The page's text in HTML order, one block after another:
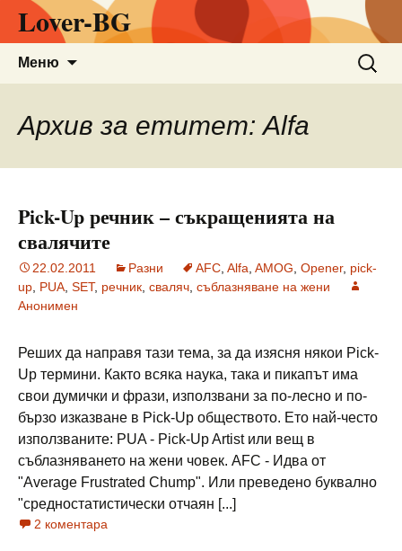
Lover-BG
Меню
за:
Архив за етитет: Alfa
Pick-Up речник – съкращенията на
свалячите
22.02.2011 Разни AFC Alfa AMOG Opener, pick-
up PUA SET, речник сваляч съблазняване на жени
Анонимен
Реших да направя тази тема, за да изясня някои Pick-
Up термини. Както всяка наука, така и пикапът има
свои думички и фрази, използвани за по-лесно и по-
бързо изказване в Pick-Up обществото. Ето най-често
използваните: PUA - Pick-Up Artist или вещ в
съблазняването на жени човек. AFC - Идва от
"Avеrage Frustrated Chump". Или преведено буквално
"средностатистически отчаян [...]
2 коментара